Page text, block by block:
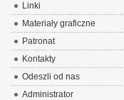
Linki
Materiały graficzne
Patronat
Kontakty
Odeszli od nas
Administrator